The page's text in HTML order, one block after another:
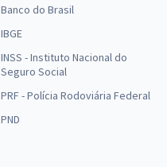
Banco do Brasil
IBGE
INSS - Instituto Nacional do
Seguro Social
PRF - Polícia Rodoviária Federal
PND